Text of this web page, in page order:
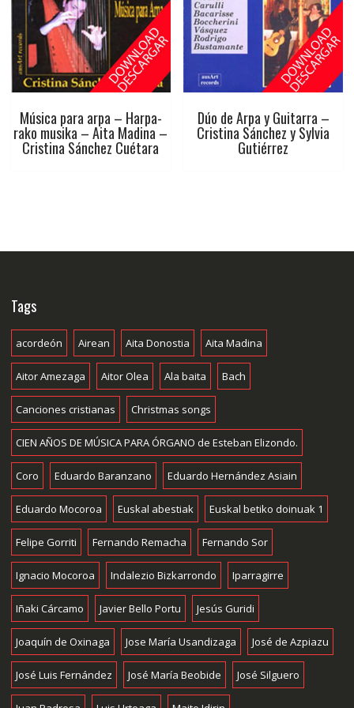
Música para arpa – Harpa-
rako musika – Aita Madina –
Cristina Sánchez Cuétara
Dúo de Arpa y Guitarra –
Cristina Sánchez y Sylvia
Gutiérrez
Tags
acordeón Airean Aita Donostia Aita Madina
Aitor Amezaga Aitor Olea Ala baita Bach
Canciones cristianas Christmas songs
CIEN AÑOS DE MÚSICA PARA ÓRGANO de Esteban Elizondo.
Coro Eduardo Baranzano Eduardo Hernández Asiain
Eduardo Mocoroa Euskal abestiak Euskal betiko doinuak 1
Felipe Gorriti Fernando Remacha Fernando Sor
Ignacio Mocoroa Indalezio Bizkarrondo Iparragirre
Iñaki Cárcamo Javier Bello Portu Jesús Guridi
Joaquín de Oxinaga Jose María Usandizaga José de Azpiazu
José Luis Fernández José María Beobide José Silguero